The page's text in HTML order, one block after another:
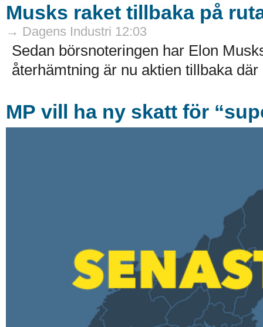
Musks raket tillbaka på
→ Dagens Industri 12:03
Sedan börsnoteringen har Elon
återhämtning är nu aktien tillbaka
MP vill ha ny skatt för